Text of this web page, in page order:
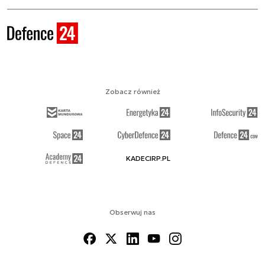
Obserwuj nas
Zobacz również
KADECIRP.PL